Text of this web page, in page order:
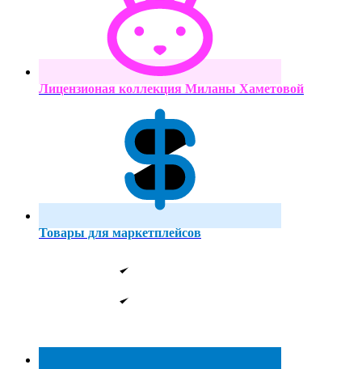
Лицензионая коллекция Миланы Хаметовой
Товары для маркетплейсов